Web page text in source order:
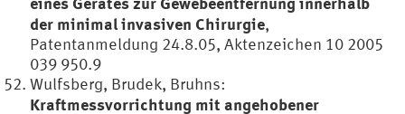
der minimal invasiven Chirurgie,
Patentanmeldung 24.8.05, Aktenzeichen 10 2005
039 950.9
Wulfsberg, Brudek, Bruhns:
Kraftmessvorrichtung mit angehobener